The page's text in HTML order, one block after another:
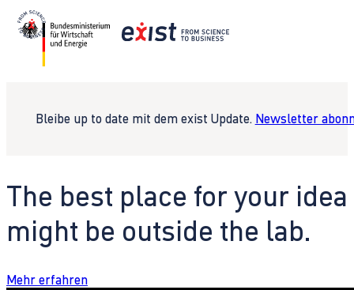
Bleibe up to date mit dem exist Update. Newsletter
The best place for your idea
might be outside the lab.
Mehr erfahren